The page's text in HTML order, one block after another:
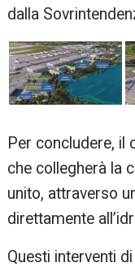
dalla
Per concludere, il
che collegherà la
unito, attraverso
direttamente
Questi interventi